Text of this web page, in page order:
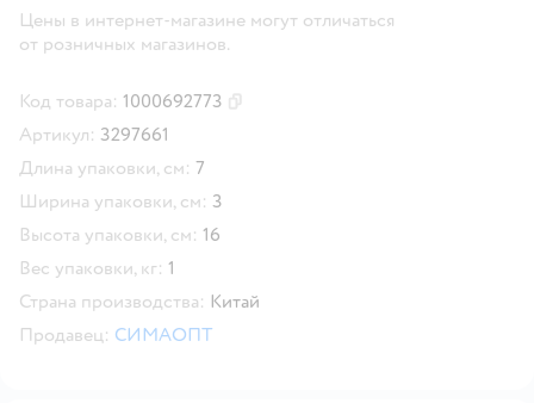
Цены в интернет-магазине могут отличаться
от розничных магазинов.
Код товара: 1000692773
Артикул: 3297661
Длина упаковки, см: 7
Ширина упаковки, см: 3
Высота упаковки, см: 16
Вес упаковки, кг: 1
Страна производства: Китай
Продавец: СИМАОПТ